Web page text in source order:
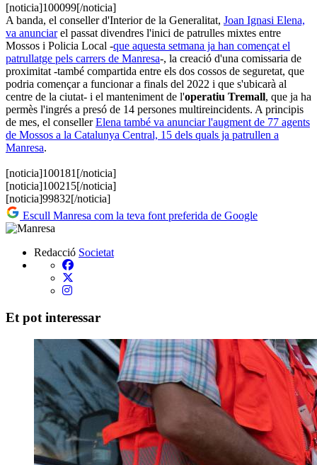
[noticia]100099[/noticia]
A banda, el conseller d'Interior de la Generalitat, Joan Ignasi Elena,
va anunciarel passat divendres l'inici de patrulles mixtes entre
Mossos i Policia Local -que aquesta setmana ja han començat el
patrullatge pels carrers de Manresa-, la creació d'una comissaria de
proximitat -també compartida entre els dos cossos de seguretat, que
podria començar a funcionar a finals del 2022 i que s'ubicarà al
centre de la ciutat- i el manteniment de l'operatiu Tremall, que ja ha
permès l'ingrés a presó de 14 persones multireincidents. A principis
de mes, el consellerElena també va anunciar l'augment de 77 agents
de Mossos a la Catalunya Central, 15 dels quals ja patrullen a
Manresa.
[noticia]100181[/noticia]
[noticia]100215[/noticia]
[noticia]99832[/noticia]
Escull Manresa com la teva font preferida de Google
Redacció Societat
Et pot interessar